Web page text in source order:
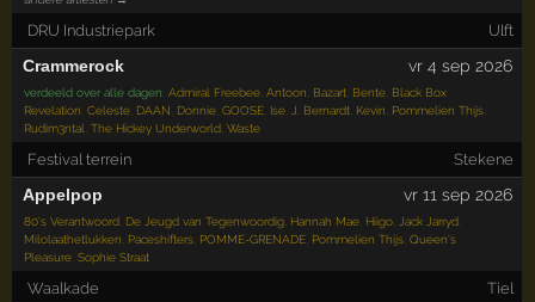
DRU Industriepark Ulft
Crammerock vr 4 sep 2026
verdeeld over alle dagen :Admiral Freebee ,Antoon Bazart Bente Black Box
Revelation ,Celeste DAAN Donnie ,GOOSE Ise J. Bernardt Kevin Pommelien Thijs
Rudim3ntal ,The Hickey Underworld ,Waste
Festival terrein Stekene
Appelpop vr 11 sep 2026
80's Verantwoord De Jeugd van Tegenwoordig Hannah Mae Hiigo Jack Jarryd
Milolaathetlukken Paceshifters POMME-GRENADE Pommelien Thijs ,Queen's
Pleasure ,Sophie Straat
Waalkade Tiel